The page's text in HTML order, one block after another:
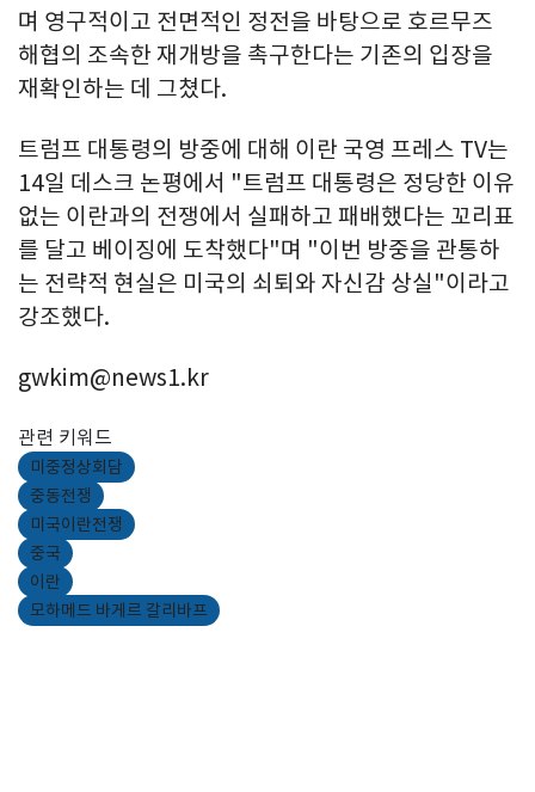
며 영구적이고 전면적인 정전을 바탕으로 호르무즈
해협의 조속한 재개방을 촉구한다는 기존의 입장을
재확인하는 데 그쳤다.
트럼프 대통령의 방중에 대해 이란 국영 프레스 TV는
14일 데스크 논평에서 "트럼프 대통령은 정당한 이유
없는 이란과의 전쟁에서 실패하고 패배했다는 꼬리표
를 달고 베이징에 도착했다"며 "이번 방중을 관통하
는 전략적 현실은 미국의 쇠퇴와 자신감 상실"이라고
강조했다.
gwkim@news1.kr
관련 키워드
미중정상회담
중동전쟁
미국이란전쟁
중국
이란
모하메드 바게르 갈리바프